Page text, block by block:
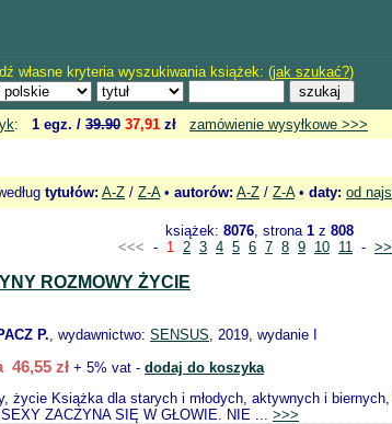
własne kryteria wyszukiwania książek: (jak szukać?)
: 1 egz. / 39.90 37,91 zł
zamówienie wysyłkowe >>>
tytułów: A-Z / Z-A• autorów: A-Z / Z-A• daty: od
książek: 8076, strona 1 z 808
<<< - 1 2 3 4 5 6 7 8 9 10 11 -
ROZMOWY ŻYCIE
P., wydawnictwo: SENSUS, 2019, wydanie I
46,55 zł + 5% vat - dodaj do koszyka
życie Książka dla starych i młodych, aktywnych i
ZACZYNA SIĘ W GŁOWIE. NIE ... >>>